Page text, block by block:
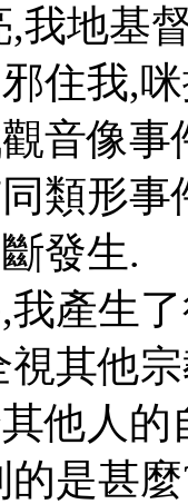
我地基
住我,
音像
類形事
發生.
我產生
視其他
他人的
的是甚